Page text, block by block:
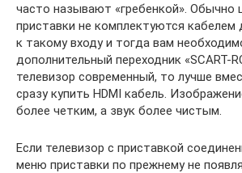
часто называют «гребенкой». Обычно
приставки не комплектуются кабелем
к такому входу и тогда вам
дополнительный переходник «SCART-
телевизор современный, то лучше
сразу купить HDMI кабель.
более четким, а звук более чистым.
Если телевизор с приставкой
меню приставки по прежнему не